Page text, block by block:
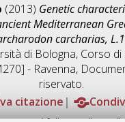
(2013) Genetic
Mediterranean
carcharias,
di Bologna, Corso di
- Ravenna,
riservato.
citazione